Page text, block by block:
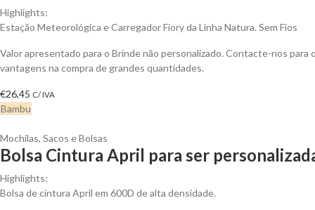
Highlights:
Estação Meteorológica e Carregador Fiory da Linha Natura. Sem Fios
Valor apresentado para o Brinde não personalizado. Contacte-nos para
vantagens na compra de grandes quantidades.
€26,45 C/ IVA
Bambu
Mochilas, Sacos e Bolsas
Bolsa Cintura April para ser
Highlights:
Bolsa de cintura April em 600D de alta densidade.